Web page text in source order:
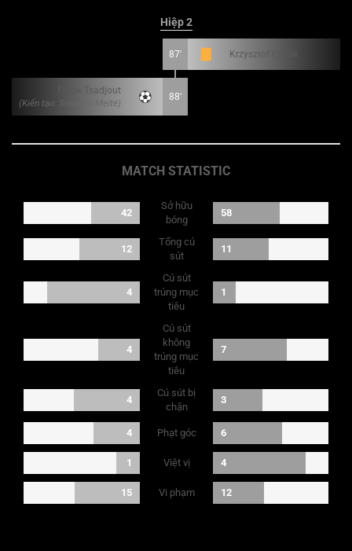
Hiệp 2
87' Krzysztof Piatek
Frank Tsadjout
(Kiến tạo: Soualiho Meïté)
88'
MATCH STATISTIC
42
Sở hữu
bóng
58
12
Tổng cú
sút
11
4
Cú sút
trúng mục
tiêu
1
4
Cú sút
không
trúng mục
tiêu
7
4
Cú sút bị
chặn
3
4 Phạt góc 6
1 Việt vị 4
15 Vi phạm 12